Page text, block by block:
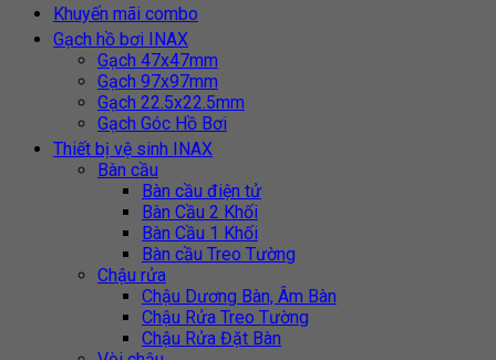
Khuyến mãi combo
Gạch hồ bơi INAX
Gạch 47x47mm
Gạch 97x97mm
Gạch 22.5x22.5mm
Gạch Góc Hồ Bơi
Thiết bị vệ sinh INAX
Bàn cầu
Bàn cầu điện tử
Bàn Cầu 2 Khối
Bàn Cầu 1 Khối
Bàn cầu Treo Tường
Chậu rửa
Chậu Dương Bàn, Âm Bàn
Chậu Rửa Treo Tường
Chậu Rửa Đặt Bàn